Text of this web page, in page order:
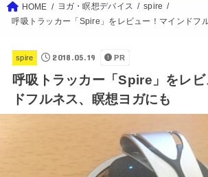
HOME ヨガ・瞑想デバイス
spire
呼吸トラッカー「Spire」をレビュー！マインドフ
spire 2018.05.19 PR
呼吸トラッカー「Spire」をレ
ドフルネス、瞑想ヨガにも